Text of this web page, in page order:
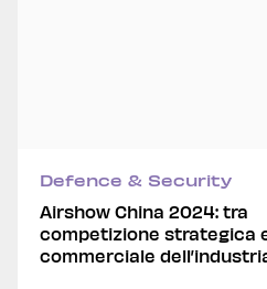
Defence & Security
Airshow China 2024: tra
competizione strategica
commerciale